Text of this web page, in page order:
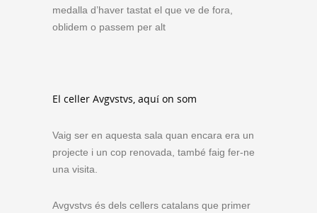
medalla d’haver tastat el que ve de fora,
oblidem o passem per alt
El celler Avgvstvs, aquí on som
Vaig ser en aquesta sala quan encara era un
projecte i un cop renovada, també faig fer-ne
una visita.
Avgvstvs és dels cellers catalans que primer